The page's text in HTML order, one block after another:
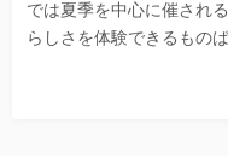
では夏季を中心に催され
らしさを体験できるものば